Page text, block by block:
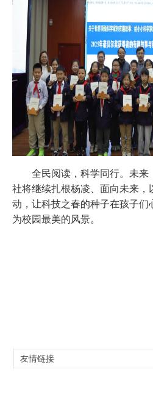
全民阅读，科学同行。未来
社将继续扎根杨凌、面向未来
动，让科技之春的种子在孩子
为校园最美的风景。
友情链接